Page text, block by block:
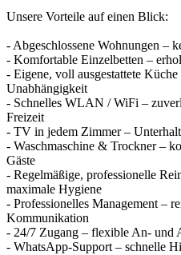
Unsere Vorteile auf einen Blick:
- Abgeschlossene Wohnungen –
- Komfortable Einzelbetten –
- Eigene, voll ausgestattete
Unabhängigkeit
- Schnelles WLAN / WiFi –
Freizeit
- TV in jedem Zimmer –
- Waschmaschine & Trockner –
Gäste
- Regelmäßige, professionelle
maximale Hygiene
- Professionelles Management –
Kommunikation
- 24/7 Zugang – flexible An- und
- WhatsApp-Support – schnelle